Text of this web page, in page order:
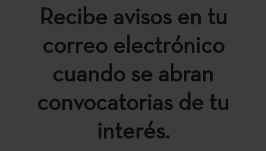
Recibe avisos en tu
correo electrónico
cuando se abran
convocatorias de tu
interés.